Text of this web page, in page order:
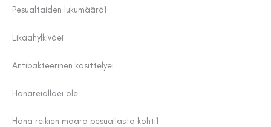
Pesualtaiden lukumäärä1
Likaahylkiväei
Antibakteerinen käsittelyei
Hanareiälläei ole
Hana reikien määrä pesuallasta kohti1